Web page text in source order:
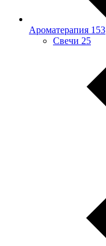
Ароматерапия 153
Свечи 25